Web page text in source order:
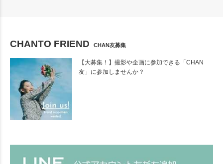
CHANTO FRIEND CHAN友募集
【大募集！】撮影や企画に参加できる「CHAN
友」に参加しませんか？